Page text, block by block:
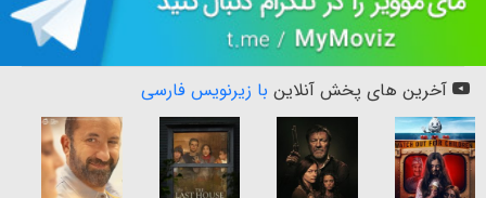
آخرین های پخش آنلاین با زیرنویس فارسی